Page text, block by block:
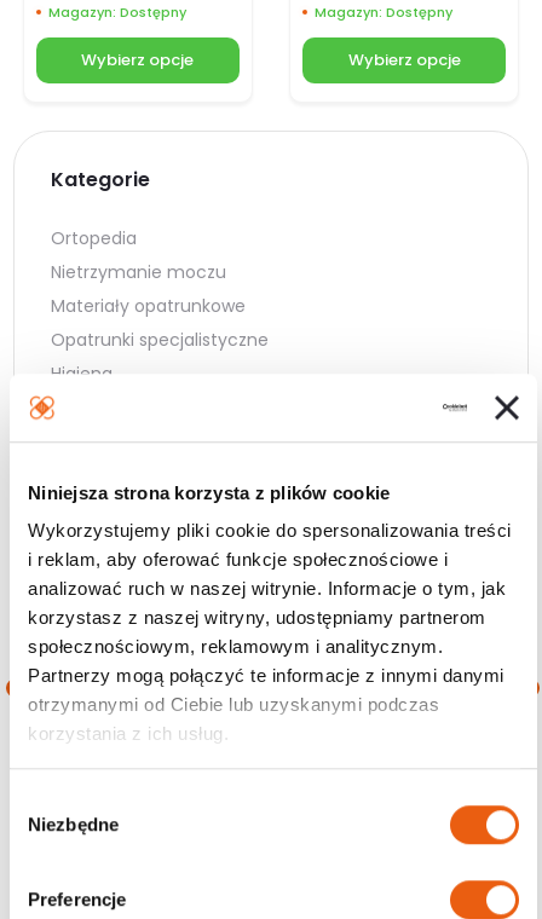
Niniejsza strona korzysta z plików cookie
Wykorzystujemy pliki cookie do spersonalizowania treści
i reklam, aby oferować funkcje społecznościowe i
analizować ruch w naszej witrynie. Informacje o tym, jak
korzystasz z naszej witryny, udostępniamy partnerom
społecznościowym, reklamowym i analitycznym.
Partnerzy mogą połączyć te informacje z innymi danymi
otrzymanymi od Ciebie lub uzyskanymi podczas
korzystania z ich usług.
Niezbędne
Preferencje
Magazyn: Dostępny
Wybierz opcje
Magazyn: Dostępny
Wybierz opcje
Kategorie
Ortopedia
Nietrzymanie moczu
Materiały opatrunkowe
Opatrunki specjalistyczne
Higiena
Sprzęt medyczny
Kompresjoterapia
Zdrowie
Wielopaki
Filtruj wg ceny
Cena
Cena
— 300 zł